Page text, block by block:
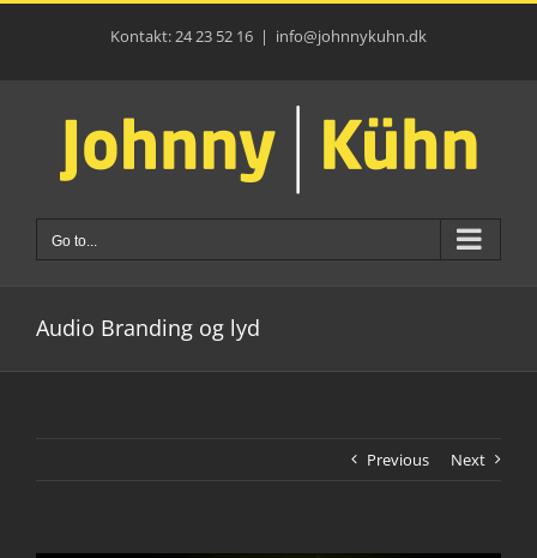
Skip
Kontakt: 24 23 52 16 | info@johnnykuhn.dk
Go to...
Audio Branding og lyd
Previous Next